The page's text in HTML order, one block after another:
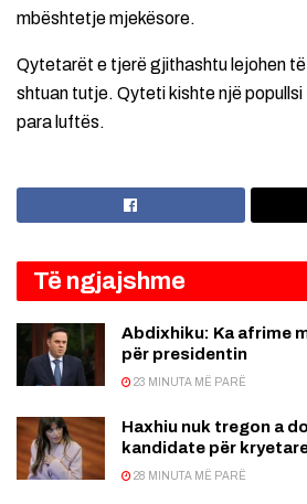
mbështetje mjekësore.
Qytetarët e tjerë gjithashtu lejohen të
shtuan tutje. Qyteti kishte një
para luftës.
Të ngjajshme
Abdixhiku: Ka afrime
për presidentin
23 MINUTA MË PARË
Haxhiu nuk tregon a
kandidate për
28 MINUTA MË PARË